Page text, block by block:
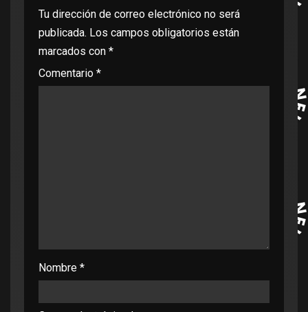
Tu dirección de correo electrónico no será
publicada. Los campos obligatorios están
marcados con *
Comentario *
Nombre *